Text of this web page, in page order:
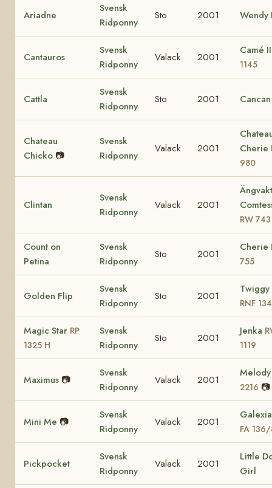
Ariadne
Svensk
Ridponny
Sto 2001 Wendy
Cantauros
Svensk
Ridponny
Valack 2001
Camé
1145
Cattla
Svensk
Ridponny
Sto 2001 Cancan
Chateau
Chicko 📷
Svensk
Ridponny
Valack 2001
Cherie
980
Clintan
Svensk
Ridponny
Valack 2001
RW 743
Count on
Petina
Svensk
Ridponny
Sto 2001
Cherie
755
Golden Flip
Svensk
Ridponny
Sto 2001
Twiggy
RNF
Magic Star RP
1325 H
Svensk
Ridponny
Sto 2001
Jenka
1119
Maximus 📷
Svensk
Ridponny
Valack 2001
2216 📷
Mini Me 📷
Svensk
Ridponny
Valack 2001
FA
Pickpocket
Svensk
Ridponny
Valack 2001
Little
Girl